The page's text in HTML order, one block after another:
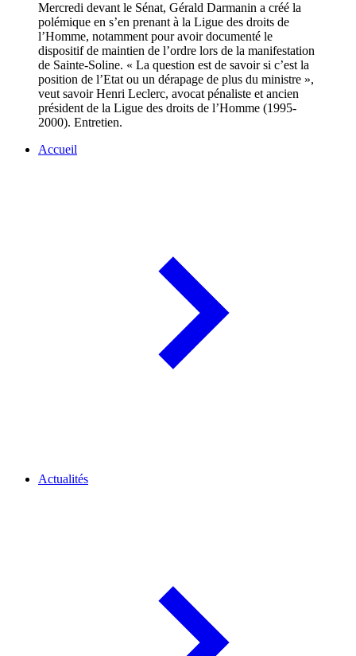
Mercredi devant le Sénat, Gérald Darmanin a créé la
polémique en s’en prenant à la Ligue des droits de
l’Homme, notamment pour avoir documenté le
dispositif de maintien de l’ordre lors de la manifestation
de Sainte-Soline. « La question est de savoir si c’est la
position de l’Etat ou un dérapage de plus du ministre »,
veut savoir Henri Leclerc, avocat pénaliste et ancien
président de la Ligue des droits de l’Homme (1995-
2000). Entretien.
Accueil
Actualités